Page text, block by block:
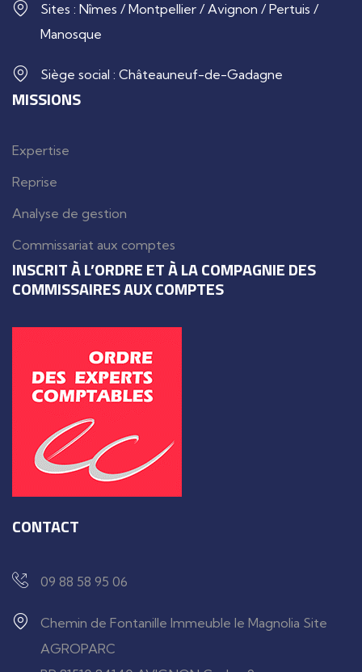
Sites : Nîmes / Montpellier / Avignon / Pertuis /
Manosque
Siège social : Châteauneuf-de-Gadagne
MISSIONS
Expertise
Reprise
Analyse de gestion
Commissariat aux comptes
INSCRIT À L’ORDRE ET À LA COMPAGNIE DES
COMMISSAIRES AUX COMPTES
CONTACT
09 88 58 95 06
Chemin de Fontanille Immeuble le Magnolia Site
AGROPARC